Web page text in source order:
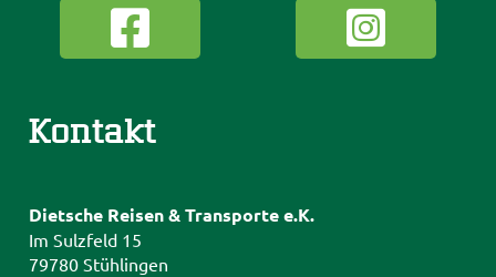
Kontakt
Dietsche Reisen & Transporte e.K.
Im Sulzfeld 15
79780 Stühlingen